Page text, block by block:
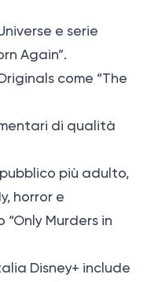
e serie
Again”.
come “The
di qualità
più adulto,
horror e
“Only Murders in
Disney+ include